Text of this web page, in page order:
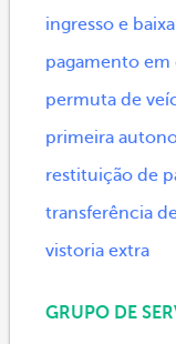
ingresso e
pagamento
permuta de
primeira
restituição de
transferência
vistoria extra
GRUPO DE